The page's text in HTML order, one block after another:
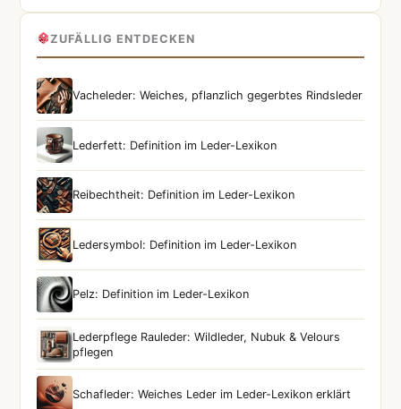
ZUFÄLLIG ENTDECKEN
Vacheleder: Weiches, pflanzlich gegerbtes Rindsleder
Lederfett: Definition im Leder-Lexikon
Reibechtheit: Definition im Leder-Lexikon
Ledersymbol: Definition im Leder-Lexikon
Pelz: Definition im Leder-Lexikon
Lederpflege Rauleder: Wildleder, Nubuk & Velours
pflegen
Schafleder: Weiches Leder im Leder-Lexikon erklärt